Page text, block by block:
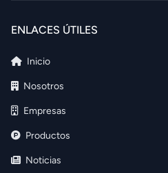
ENLACES ÚTILES
Inicio
Nosotros
Empresas
Productos
Noticias